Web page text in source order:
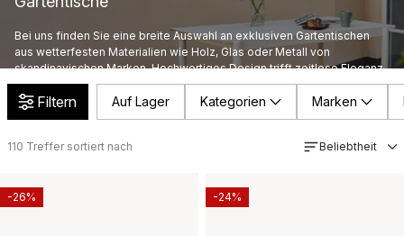
Bei uns finden Sie eine breite Auswahl an exklusiven Gartentischen
aus wetterfesten Materialien wie Holz, Glas oder Metall von
skandinavischen Marken. Hochwertiges Design trifft zeitlose Eleganz.
Filtern Auf Lager Kategorien Marken
110 Treffer sortiert nach Beliebtheit
-26% -24%